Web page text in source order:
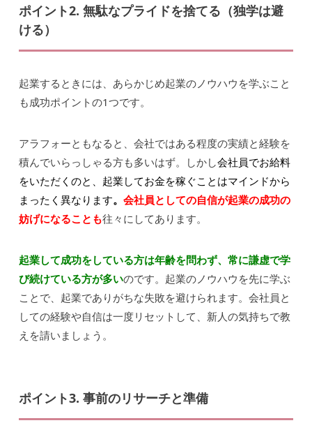
ポイント2. 無駄なプライドを捨てる（独学は避
ける）
起業するときには、あらかじめ起業のノウハウを学ぶこと
も成功ポイントの1つです。
アラフォーともなると、会社ではある程度の実績と経験を
積んでいらっしゃる方も多いはず。しかし会社員でお給料
をいただくのと、起業してお金を稼ぐことはマインドから
まったく異なります。 会社員としての自信が起業の成功の
妨げになることも往々にしてあります。
起業して成功をしている方は年齢を問わず、常に謙虚で学
び続けている方が多いのです。起業のノウハウを先に学ぶ
ことで、起業でありがちな失敗を避けられます。会社員と
しての経験や自信は一度リセットして、新人の気持ちで教
えを請いましょう。
ポイント3. 事前のリサーチと準備